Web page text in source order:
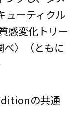
ューティクル
感変化トリー
べ〉（ともに
の共通